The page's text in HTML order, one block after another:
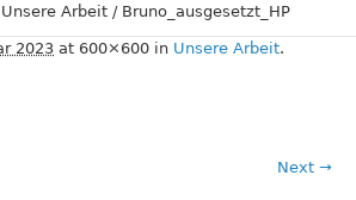
Unsere Arbeit / Bruno_ausgesetzt_HP
2023 at 600×600 in Unsere Arbeit.
Next →